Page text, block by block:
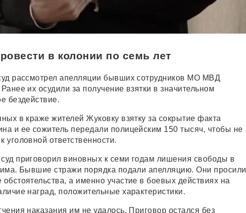
в колонии по семь лет
рассмотрел апелляции бывших сотрудников МО МВД
их осудили за получение взятки в значительном
бездействие.
в краже жителей Жуковку взятку за сокрытие факта
и ее сожитель передали полицейским 150 тысяч, чтобы не
уголовной ответственности.
приговорил виновных к семи годам лишения свободы в
Бывшие стражи порядка подали апелляцию. Они просили
а именно участие в боевых действиях на
наград, положительные характеристики.
наказания им не удалось. Приговор остался без